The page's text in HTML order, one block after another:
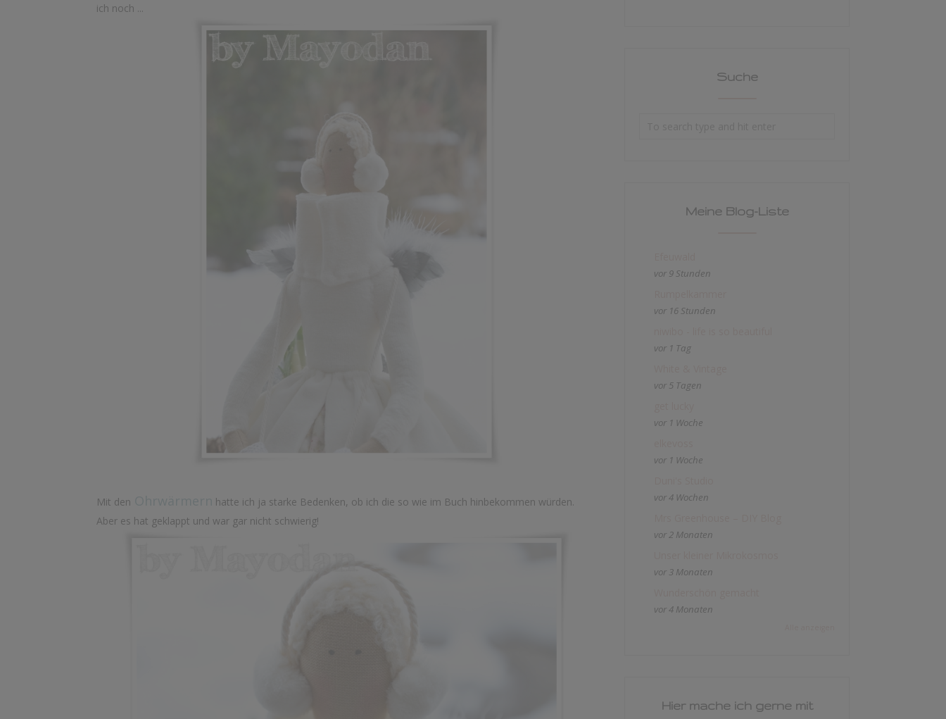
ich noch ...
Mit den
hatte ich ja starke Bedenken, ob ich die so wie im Buch hinbekommen würden.
Aber es hat geklappt und war gar nicht schwierig!
Suche
Meine Blog-Liste
vor 9 Stunden
vor 16 Stunden
vor 1 Tag
vor 5 Tagen
vor 1 Woche
vor 1 Woche
vor 4 Wochen
vor 2 Monaten
vor 3 Monaten
vor 4 Monaten
Hier mache ich gerne mit